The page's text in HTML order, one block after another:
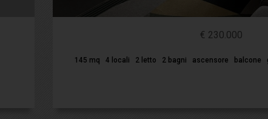
€ 230.000
145 mq 4 locali 2 letto 2 bagni ascensore balcone